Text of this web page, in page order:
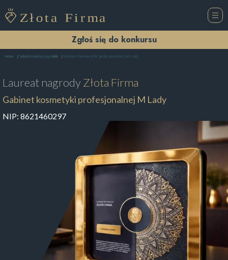
Zgłoś się do konkursu
Home Salon Kosmetyczny Lublin Gabinet kosmetyki profesjonalnej M Lady
Laureat nagrodyZłota Firma
Gabinet kosmetyki profesjonalnej M Lady
NIP: 8621460297